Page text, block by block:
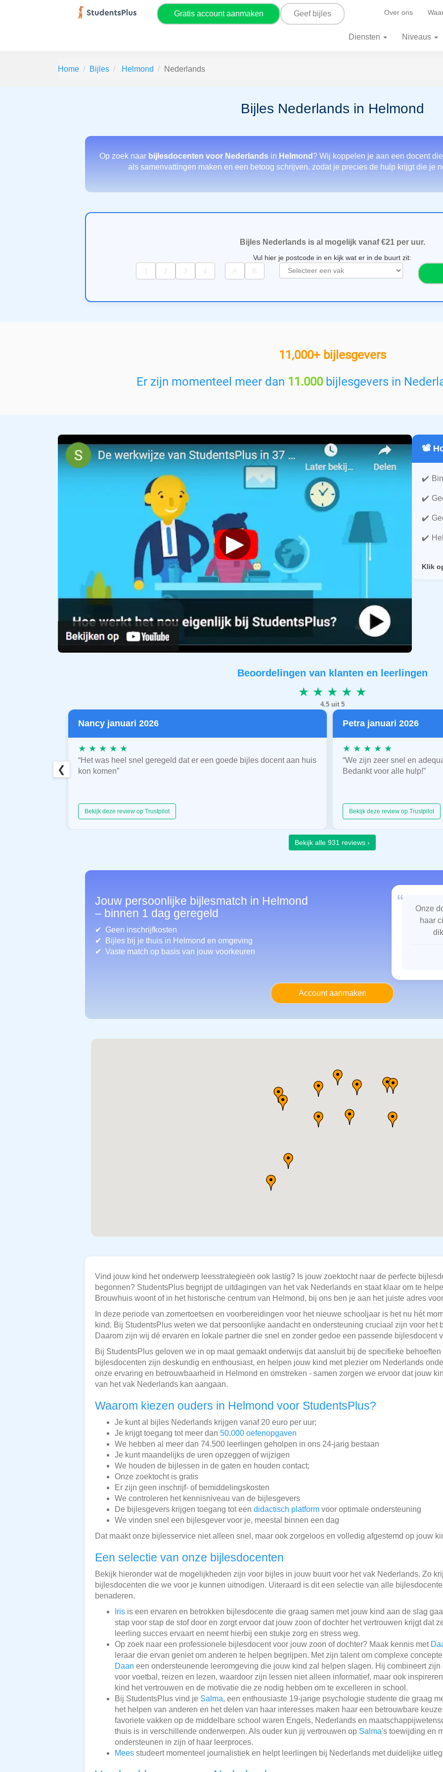
Gratis account aanmaken Geef bijles Over ons
Diensten Niveaus
Home Bijles Helmond Nederlands
Bijles Nederlands in Helmond
Op zoek naar bijlesdocenten voor Nederlandsin Helmond ? Wij koppelen je aan een docent
als samenvattingen maken en een betoog schrijven, zodat je precies de hulp krijgt die je
Bijles Nederlands is al mogelijk vanaf €21 per uur.
Vul hier je postcode in en kijk wat er in de buurt zit:
e
e
n
11,000+ bijlesgevers
Er zijn momenteel meer dan 11.000bijlesgevers in
▶
📽️
Klik
Beoordelingen van klanten en leerlingen
★ ★ ★ ★ ★
4.5 uit 5
Nancy januari 2026
★ ★ ★ ★ ★
“Het was heel snel geregeld dat er een goede bijles docent aan huis
kon komen”
Bekijk deze review op Trustpilot
Petra januari 2026
★ ★ ★ ★ ★
“We zijn zeer snel en
Bedankt voor alle hulp!”
Bekijk deze review op Trustpilot
❮
Bekijk alle 931 reviews ›
Jouw persoonlijke bijlesmatch in Helmond
– binnen 1 dag geregeld
Geen inschrijfkosten
Bijles bij je thuis in Helmond en omgeving
Vaste match op basis van jouw voorkeuren
“
Onze
haar
Account aanmaken
Vind jouw kind het onderwerp leesstrategieën ook lastig? Is jouw zoektocht naar de perfecte
begonnen? StudentsPlus begrijpt de uitdagingen van het vak Nederlands en staat klaar om te
Brouwhuis woont of in het historische centrum van Helmond, bij ons ben je aan het juiste adres
In deze periode van zomertoetsen en voorbereidingen voor het nieuwe schooljaar is het nu hét
kind. Bij StudentsPlus weten we dat persoonlijke aandacht en ondersteuning cruciaal zijn voor het
Daarom zijn wij dé ervaren en lokale partner die snel en zonder gedoe een passende bijlesdocent
Bij StudentsPlus geloven we in op maat gemaakt onderwijs dat aansluit bij de specifieke
bijlesdocenten zijn deskundig en enthousiast, en helpen jouw kind met plezier om Nederlands
onze ervaring en betrouwbaarheid in Helmond en omstreken - samen zorgen we ervoor dat jouw
van het vak Nederlands kan aangaan.
Waarom kiezen ouders in Helmond voor StudentsPlus?
Je kunt al bijles Nederlands krijgen vanaf 20 euro per uur;
Je krijgt toegang tot meer dan 50.000 oefenopgaven
We hebben al meer dan 74.500 leerlingen geholpen in ons 24-jarig bestaan
Je kunt maandelijks de uren opzeggen of wijzigen
We houden de bijlessen in de gaten en houden contact;
Onze zoektocht is gratis
Er zijn geen inschrijf- of bemiddelingskosten
We controleren het kennisniveau van de bijlesgevers
De bijlesgevers krijgen toegang tot een didactisch platform voor optimale ondersteuning
We vinden snel een bijlesgever voor je, meestal binnen een dag
Dat maakt onze bijlesservice niet alleen snel, maar ook zorgeloos en volledig afgestemd op jouw
Een selectie van onze bijlesdocenten
Bekijk hieronder wat de mogelijkheden zijn voor bijles in jouw buurt voor het vak Nederlands. Zo
bijlesdocenten die we voor je kunnen uitnodigen. Uiteraard is dit een selectie van alle
benaderen.
Iris is een ervaren en betrokken bijlesdocente die graag samen met jouw kind aan de slag
stap voor stap de stof door en zorgt ervoor dat jouw zoon of dochter het vertrouwen krijgt dat
leerling succes ervaart en neemt hierbij een stukje zorg en stress weg.
Op zoek naar een professionele bijlesdocent voor jouw zoon of dochter? Maak kennis met
leraar die ervan geniet om anderen te helpen begrijpen. Met zijn talent om complexe
Daan een ondersteunende leeromgeving die jouw kind zal helpen slagen. Hij combineert
voor voetbal, reizen en lezen, waardoor zijn lessen niet alleen informatief, maar ook
kind het vertrouwen en de motivatie die ze nodig hebben om te excelleren in school.
Bij StudentsPlus vind je Salma, een enthousiaste 19-jarige psychologie studente die graag
het helpen van anderen en het delen van haar interesses maken haar een betrouwbare
favoriete vakken op de middelbare school waren Engels, Nederlands en
thuis is in verschillende onderwerpen. Als ouder kun jij vertrouwen op Salma's toewijding en
ondersteunen in zijn of haar leerproces.
Mees studeert momenteel journalistiek en helpt leerlingen bij Nederlands met duidelijke